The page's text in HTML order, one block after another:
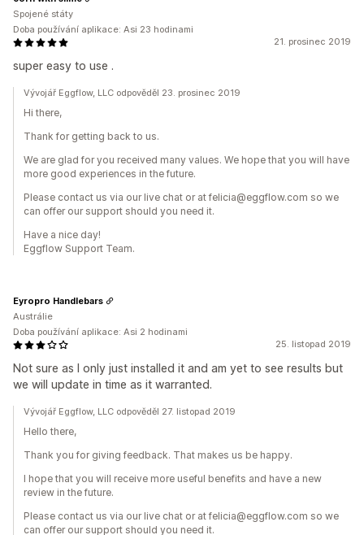
21. prosinec 2019
super easy to use .
Spojené státy
Doba používání aplikace: Asi 23 hodinami
Vývojář Eggflow, LLC odpověděl 23. prosinec 2019
Hi there,
Thank for getting back to us.
We are glad for you received many values. We hope that you will have
more good experiences in the future.
Please contact us via our live chat or at felicia@eggflow.com so we
can offer our support should you need it.
Have a nice day!
Eggflow Support Team.
25. listopad 2019
Not sure as I only just installed it and am yet to see results but
we will update in time as it warranted.
Eyropro Handlebars
Austrálie
Doba používání aplikace: Asi 2 hodinami
Vývojář Eggflow, LLC odpověděl 27. listopad 2019
Hello there,
Thank you for giving feedback. That makes us be happy.
I hope that you will receive more useful benefits and have a new
review in the future.
Please contact us via our live chat or at felicia@eggflow.com so we
can offer our support should you need it.